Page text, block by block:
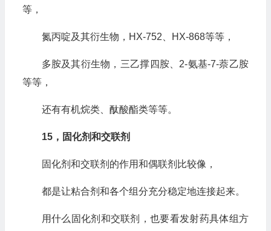
等，
氮丙啶及其衍生物，HX-752、HX-868等等，
多胺及其衍生物，三乙撑四胺、2-氨基-7-萘乙胺
等等，
还有有机烷类、酞酸酯类等等。
15，固化剂和交联剂
固化剂和交联剂的作用和偶联剂比较像，
都是让粘合剂和各个组分充分稳定地连接起来。
用什么固化剂和交联剂，也要看发射药具体组方